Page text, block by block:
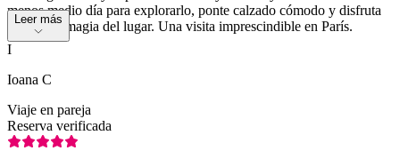
menos medio día para explorarlo, ponte calzado cómodo y disfruta
de toda la magia del lugar. Una visita imprescindible en París.
Leer más
I
Ioana C
Viaje en pareja
Reserva verificada